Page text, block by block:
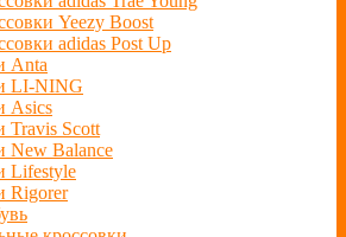
Yeezy Boost
adidas Post Up
Anta
LI-NING
Asics
Travis Scott
New Balance
Lifestyle
Rigorer